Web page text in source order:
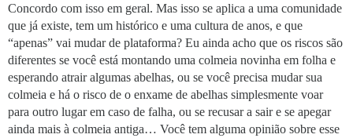
Concordo com isso em geral. Mas isso se aplica a uma comunidade
que já existe, tem um histórico e uma cultura de anos, e que
“apenas” vai mudar de plataforma? Eu ainda acho que os riscos são
diferentes se você está montando uma colmeia novinha em folha e
esperando atrair algumas abelhas, ou se você precisa mudar sua
colmeia e há o risco de o enxame de abelhas simplesmente voar
para outro lugar em caso de falha, ou se recusar a sair e se apegar
ainda mais à colmeia antiga… Você tem alguma opinião sobre esse